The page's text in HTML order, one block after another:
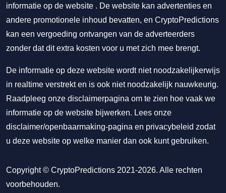
informatie op de website . De website kan advertenties en
andere promotionele inhoud bevatten, en CryptoPredictions
kan een vergoeding ontvangen van de adverteerders
zonder dat dit extra kosten voor u met zich mee brengt.
De informatie op deze website wordt niet noodzakelijkerwijs
in realtime verstrekt en is ook niet noodzakelijk nauwkeurig.
Raadpleeg onze disclaimerpagina om te zien hoe vaak we
informatie op de website bijwerken. Lees onze
disclaimer/openbaarmaking-pagina en privacybeleid zodat
u deze website op welke manier dan ook kunt gebruiken.
Copyright © CryptoPredictions 2021-2026. Alle rechten
voorbehouden.